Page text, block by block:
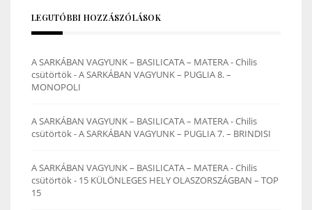
LEGUTÓBBI HOZZÁSZÓLÁSOK
A SARKÁBAN VAGYUNK – BASILICATA – MATERA - Chilis
csütörtök-A SARKÁBAN VAGYUNK – PUGLIA 8. –
MONOPOLI
A SARKÁBAN VAGYUNK – BASILICATA – MATERA - Chilis
csütörtök-A SARKÁBAN VAGYUNK – PUGLIA 7. – BRINDISI
A SARKÁBAN VAGYUNK – BASILICATA – MATERA - Chilis
csütörtök- 15 KÜLÖNLEGES HELY OLASZORSZÁGBAN – TOP
15